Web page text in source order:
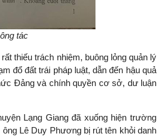
tác
thiếu trách nhiệm, buông lỏng quản lý
đổ đất trái pháp luật, dẫn đến hậu quả
Đảng và chính quyền cơ sở, dư luận
Lạng Giang đã xuống hiện trường
Lê Duy Phương bị rút tên khỏi danh